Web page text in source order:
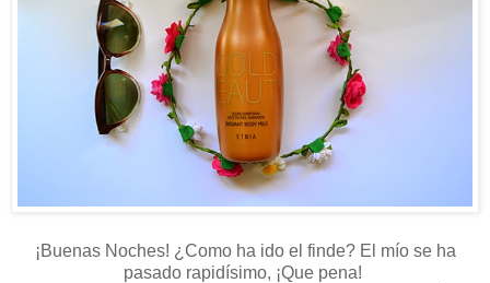
¡Buenas Noches! ¿Como ha ido el finde? El mío se ha
pasado rapidísimo, ¡Que pena!